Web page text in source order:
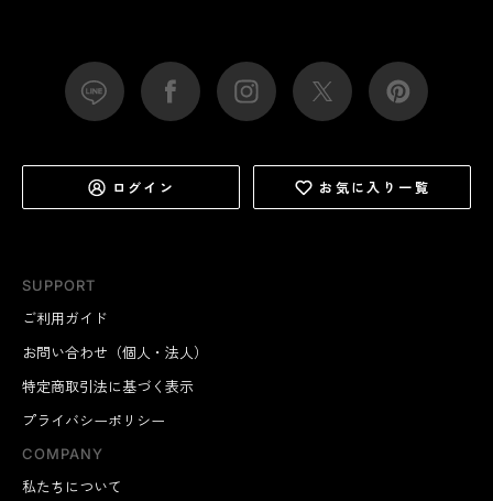
SUPPORT
ご利用ガイド
お問い合わせ（個人・法人）
特定商取引法に基づく表示
プライバシーポリシー
COMPANY
私たちについて
ログイン お気に入り一覧